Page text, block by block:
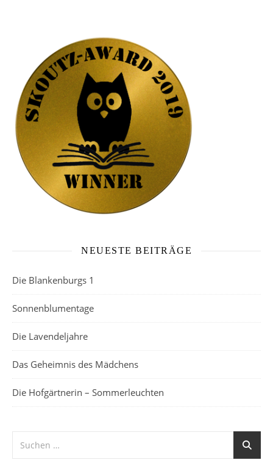
NEUESTE BEITRÄGE
Die Blankenburgs 1
Sonnenblumentage
Die Lavendeljahre
Das Geheimnis des Mädchens
Die Hofgärtnerin – Sommerleuchten